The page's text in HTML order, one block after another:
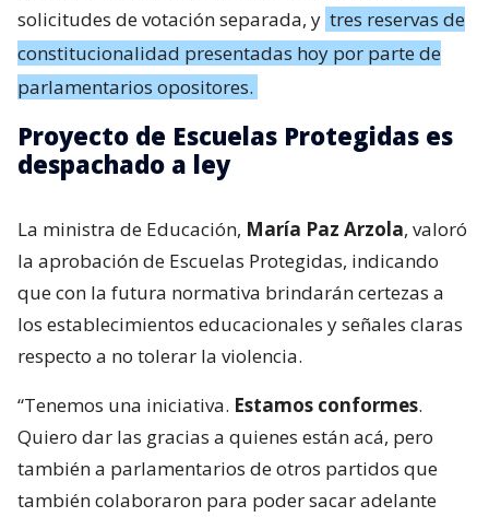
solicitudes de votación separada, y tres reservas de
constitucionalidad presentadas hoy por parte de
parlamentarios opositores.
Proyecto de Escuelas Protegidas es
despachado a ley
La ministra de Educación, María Paz Arzola, valoró
la aprobación de Escuelas Protegidas, indicando
que con la futura normativa brindarán certezas a
los establecimientos educacionales y señales claras
respecto a no tolerar la violencia.
“Tenemos una iniciativa. Estamos conformes.
Quiero dar las gracias a quienes están acá, pero
también a parlamentarios de otros partidos que
también colaboraron para poder sacar adelante